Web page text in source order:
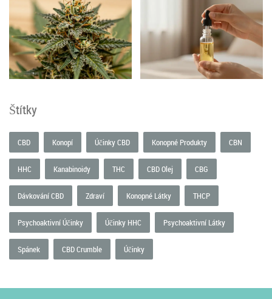
Štítky
CBD Konopí Účinky CBD Konopné Produkty CBN
HHC Kanabinoidy THC CBD Olej CBG
Dávkování CBD Zdraví Konopné Látky THCP
Psychoaktivní Účinky Účinky HHC Psychoaktivní Látky
Spánek CBD Crumble Účinky